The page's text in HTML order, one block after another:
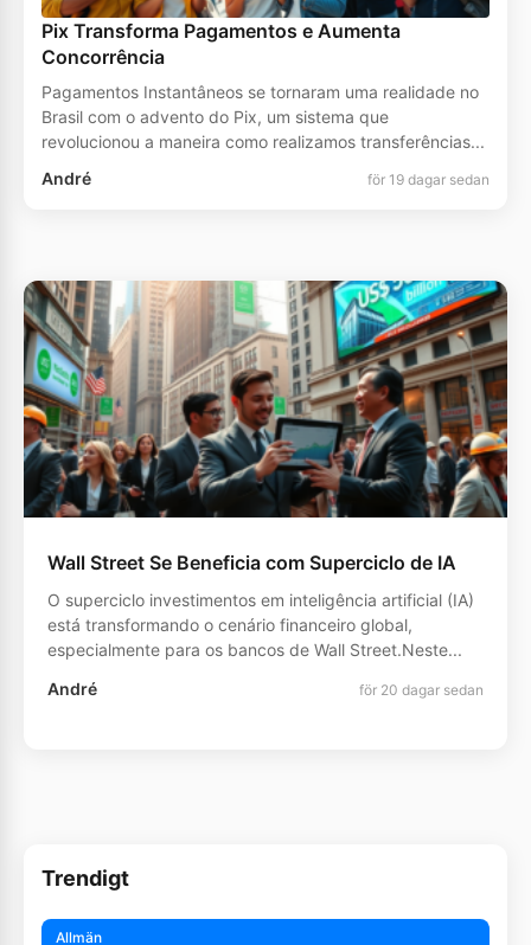
Pix Transforma Pagamentos e Aumenta
Concorrência
Pagamentos Instantâneos se tornaram uma realidade no
Brasil com o advento do Pix, um sistema que
revolucionou a maneira como realizamos transferências...
André
för 19 dagar sedan
Wall Street Se Beneficia com Superciclo de IA
O superciclo investimentos em inteligência artificial (IA)
está transformando o cenário financeiro global,
especialmente para os bancos de Wall Street.Neste...
André
för 20 dagar sedan
Trendigt
Allmän